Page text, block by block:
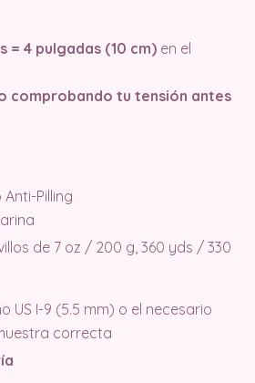
= 4 pulgadas (10 cm) en el
comprobando tu tensión antes
Anti-Pilling
de 7 oz / 200 g, 360 yds / 330
US I-9 (5.5 mm) o el necesario
correcta